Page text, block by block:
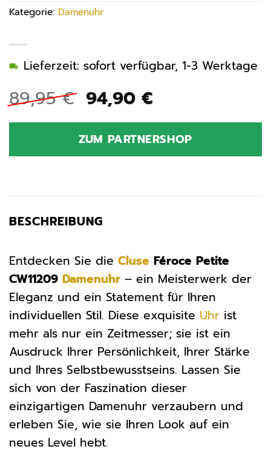
89,95€ Ursprünglicher
Preis
war:
89,95 €
94,90 €Aktueller
ist:
94,90 €.
Lieferzeit: sofort verfügbar, 1-3 Werktage
ZUM PARTNERSHOP
Kategorie: Damenuhr
BESCHREIBUNG
Entdecken Sie die Cluse Féroce Petite
CW11209 Damenuhr – ein Meisterwerk der
Eleganz und ein Statement für Ihren
individuellen Stil. Diese exquisite Uhr ist
mehr als nur ein Zeitmesser; sie ist ein
Ausdruck Ihrer Persönlichkeit, Ihrer Stärke
und Ihres Selbstbewusstseins. Lassen Sie
sich von der Faszination dieser
einzigartigen Damenuhr verzaubern und
erleben Sie, wie sie Ihren Look auf ein
neues Level hebt.